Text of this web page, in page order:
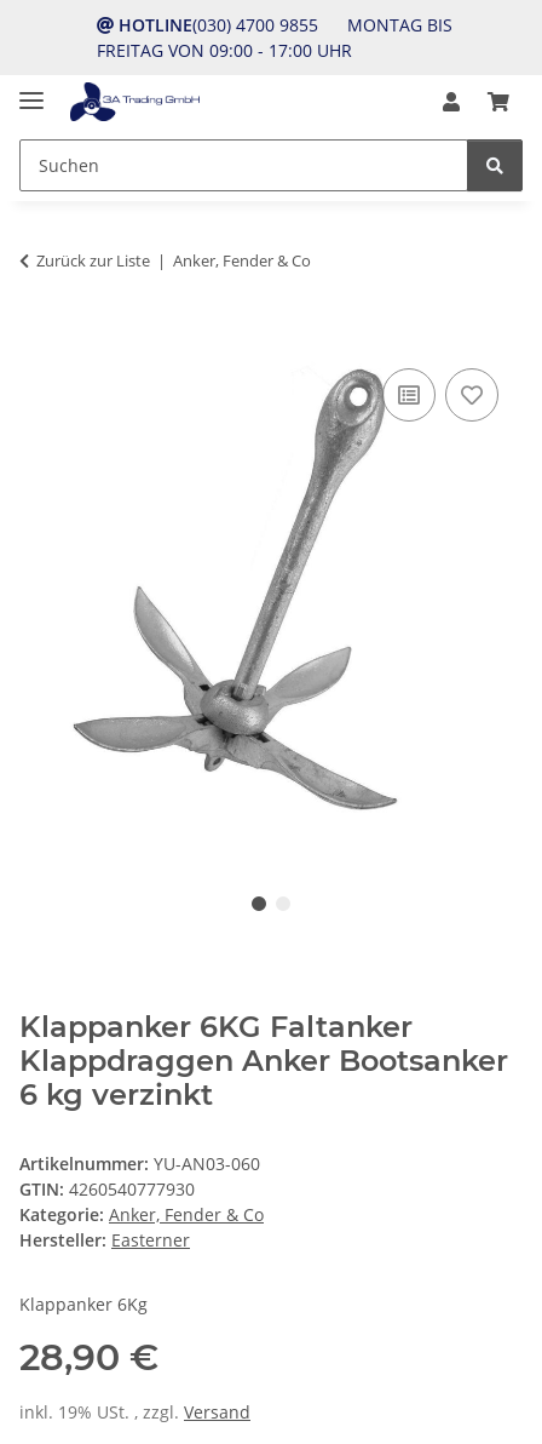
HOTLINE(030) 4700 9855 MONTAG BIS
FREITAG VON 09:00 - 17:00 UHR
Zurück zur Liste Anker, Fender & Co
Klappanker 6KG Faltanker
Klappdraggen Anker Bootsanker
6 kg verzinkt
Artikelnummer: YU-AN03-060
GTIN: 4260540777930
Kategorie: Anker, Fender & Co
Hersteller: Easterner
Klappanker 6Kg
28,90 €
inkl. 19% USt. , zzgl. Versand